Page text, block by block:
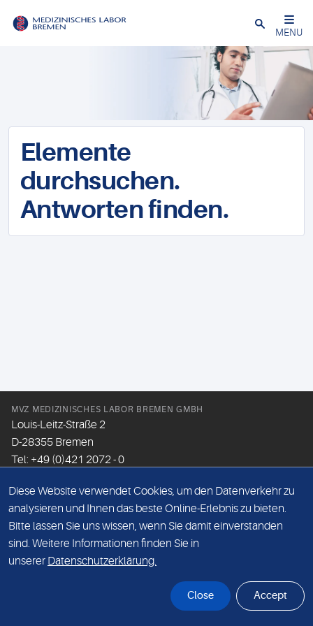
Schließen
MENU
Elemente
durchsuchen.
Antworten finden.
MVZ MEDIZINISCHES LABOR BREMEN GMBH
Louis-Leitz-Straße 2
D-28355 Bremen
Tel: +49 (0)421 2072 - 0
Email:info@mlhb.de
DATENSCHUTZ
IMPRESSUM
Diese Website verwendet Cookies, um den Datenverkehr zu
analysieren und Ihnen das beste Online-Erlebnis zu bieten.
Bitte lassen Sie uns wissen, wenn Sie damit einverstanden
sind. Weitere Informationen finden Sie in
unserer Datenschutzerklärung.
Close Accept